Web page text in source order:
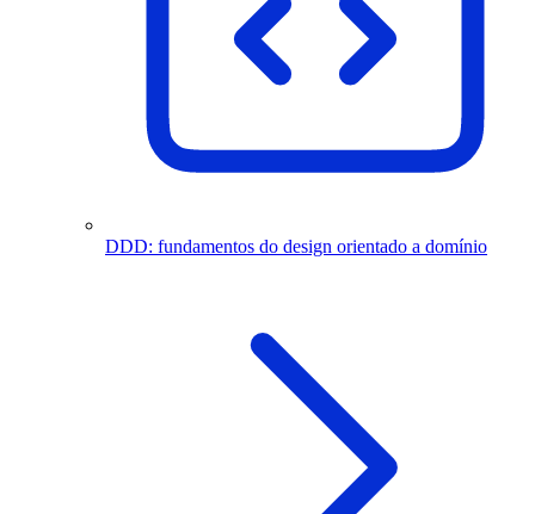
DDD: fundamentos do design orientado a domínio